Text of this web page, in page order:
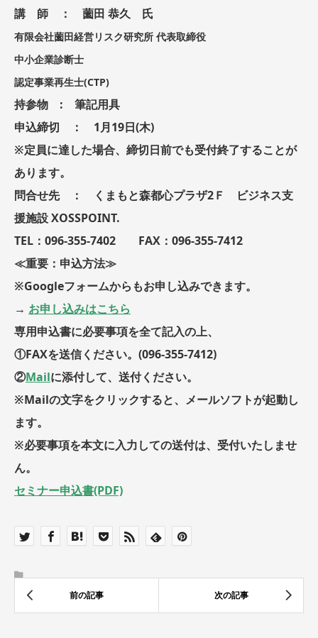
講 師 ： 薗田 恭久 氏
有限会社薗田経営リスク研究所 代表取締役
中小企業診断士
認定事業再生士(CTP)
持参物 : 筆記用具
申込締切 ： 1月19日(木)
※定員に達した場合、締切日前でも受付終了することが
あります。
問合せ先 ： くまもと森都心プラザ2Ｆ ビジネス支
援施設 XOSSPOINT.
TEL：096-355-7402 FAX：096-355-7412
≪重要：申込方法≫
※Googleフォームからもお申し込みできます。
→ お申し込みはこちら
専用申込書に必要事項を全て記入の上、
①FAXを送信ください。(096-355-7412)
②Mailに添付して、送付ください。
※Mailの文字をクリックすると、メールソフトが起動し
ます。
※必要事項を本文に入力しての送付は、受付いたしませ
ん。
セミナー申込書(PDF)